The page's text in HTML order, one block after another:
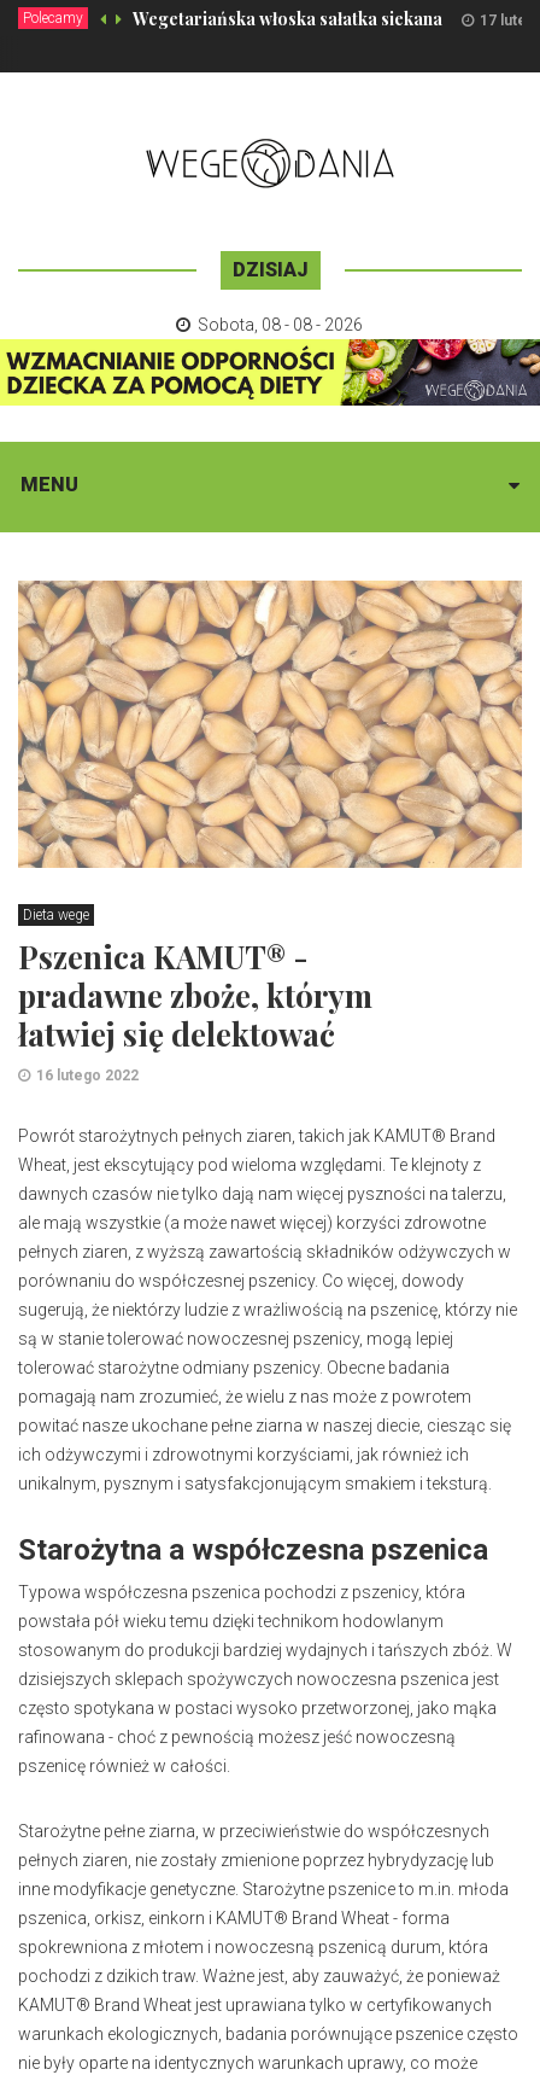
Polecamy Wegetariańska włoska sałatka siekana 17
DZISIAJ
Sobota 08 - 08 - 2026
MENU
Dieta wege
Pszenica KAMUT® -
pradawne zboże, którym
łatwiej się delektować
16 lutego 2022
Powrót starożytnych pełnych ziaren, takich jak KAMUT® Brand
Wheat, jest ekscytujący pod wieloma względami. Te klejnoty z
dawnych czasów nie tylko dają nam więcej pyszności na talerzu,
ale mają wszystkie (a może nawet więcej) korzyści zdrowotne
pełnych ziaren, z wyższą zawartością składników odżywczych w
porównaniu do współczesnej pszenicy. Co więcej, dowody
sugerują, że niektórzy ludzie z wrażliwością na pszenicę, którzy nie
są w stanie tolerować nowoczesnej pszenicy, mogą lepiej
tolerować starożytne odmiany pszenicy. Obecne badania
pomagają nam zrozumieć, że wielu z nas może z powrotem
powitać nasze ukochane pełne ziarna w naszej diecie, ciesząc się
ich odżywczymi i zdrowotnymi korzyściami, jak również ich
unikalnym, pysznym i satysfakcjonującym smakiem i teksturą.
Starożytna a współczesna pszenica
Typowa współczesna pszenica pochodzi z pszenicy, która
powstała pół wieku temu dzięki technikom hodowlanym
stosowanym do produkcji bardziej wydajnych i tańszych zbóż. W
dzisiejszych sklepach spożywczych nowoczesna pszenica jest
często spotykana w postaci wysoko przetworzonej, jako mąka
rafinowana - choć z pewnością możesz jeść nowoczesną
pszenicę również w całości.
Starożytne pełne ziarna, w przeciwieństwie do współczesnych
pełnych ziaren, nie zostały zmienione poprzez hybrydyzację lub
inne modyfikacje genetyczne. Starożytne pszenice to m.in. młoda
pszenica, orkisz, einkorn i KAMUT® Brand Wheat - forma
spokrewniona z młotem i nowoczesną pszenicą durum, która
pochodzi z dzikich traw. Ważne jest, aby zauważyć, że ponieważ
KAMUT® Brand Wheat jest uprawiana tylko w certyfikowanych
warunkach ekologicznych, badania porównujące pszenice często
nie były oparte na identycznych warunkach uprawy, co może